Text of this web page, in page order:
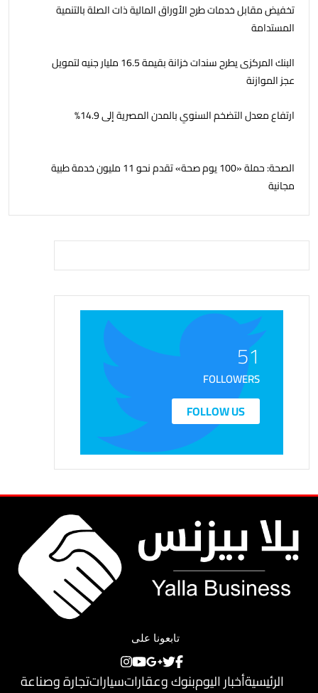
تخفيض مقابل خدمات طرح الأوراق المالية ذات الصلة بالتنمية
المستدامة
البنك المركزى يطرح سندات خزانة بقيمة 16.5 مليار جنيه لتمويل
عجز الموازنة
ارتفاع معدل التضخم السنوي بالمدن المصرية إلى 14.9%
الصحة: حملة «100 يوم صحة» تقدم نحو 11 مليون خدمة طبية
مجانية
51
FOLLOWERS
FOLLOW US
تابعونا على
الرئيسيةأخبار اليومبنوك وعقاراتسياراتتجارة وصناعة